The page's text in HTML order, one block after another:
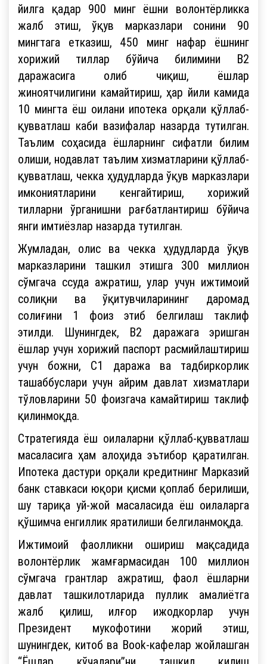
йилга қадар 900 минг ёшни волонтёрликка
жалб этиш, ўқув марказлари сонини 90
мингтага етказиш, 450 минг нафар ёшнинг
хорижий тиллар бўйича билимини B2
даражасига олиб чиқиш, ёшлар
жиноятчилигини камайтириш, ҳар йили камида
10 мингта ёш оилани ипотека орқали қўллаб-
қувватлаш каби вазифалар назарда тутилган.
Таълим соҳасида ёшларнинг сифатли билим
олиши, нодавлат таълим хизматларини қўллаб-
қувватлаш, чекка ҳудудларда ўқув марказлари
имкониятларини кенгайтириш, хорижий
тилларни ўрганишни рағбатлантириш бўйича
янги имтиёзлар назарда тутилган.
Жумладан, олис ва чекка ҳудудларда ўқув
марказларини ташкил этишга 300 миллион
сўмгача ссуда ажратиш, улар учун ижтимоий
солиқни ва ўқитувчиларининг даромад
солиғини 1 фоиз этиб белгилаш таклиф
этилди. Шунингдек, B2 даражага эришган
ёшлар учун хорижий паспорт расмийлаштириш
учун божни, C1 даража ва тадбиркорлик
ташаббуслари учун айрим давлат хизматлари
тўловларини 50 фоизгача камайтириш таклиф
қилинмоқда.
Стратегияда ёш оилаларни қўллаб-қувватлаш
масаласига ҳам алоҳида эътибор қаратилган.
Ипотека дастури орқали кредитнинг Марказий
банк ставкаси юқори қисми қоплаб берилиши,
шу тариқа уй-жой масаласида ёш оилаларга
қўшимча енгиллик яратилиши белгиланмоқда.
Ижтимоий фаолликни ошириш мақсадида
волонтёрлик жамғармасидан 100 миллион
сўмгача грантлар ажратиш, фаол ёшларни
давлат ташкилотларида пуллик амалиётга
жалб қилиш, илғор ижодкорлар учун
Президент мукофотини жорий этиш,
шунингдек, китоб ва Book-кафелар жойлашган